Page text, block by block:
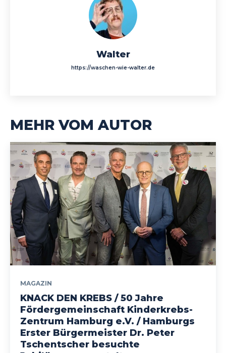
Walter
https://waschen-wie-walter.de
MEHR VOM AUTOR
MAGAZIN
KNACK DEN KREBS / 50 Jahre
Fördergemeinschaft Kinderkrebs-
Zentrum Hamburg e.V. / Hamburgs
Erster Bürgermeister Dr. Peter
Tschentscher besuchte